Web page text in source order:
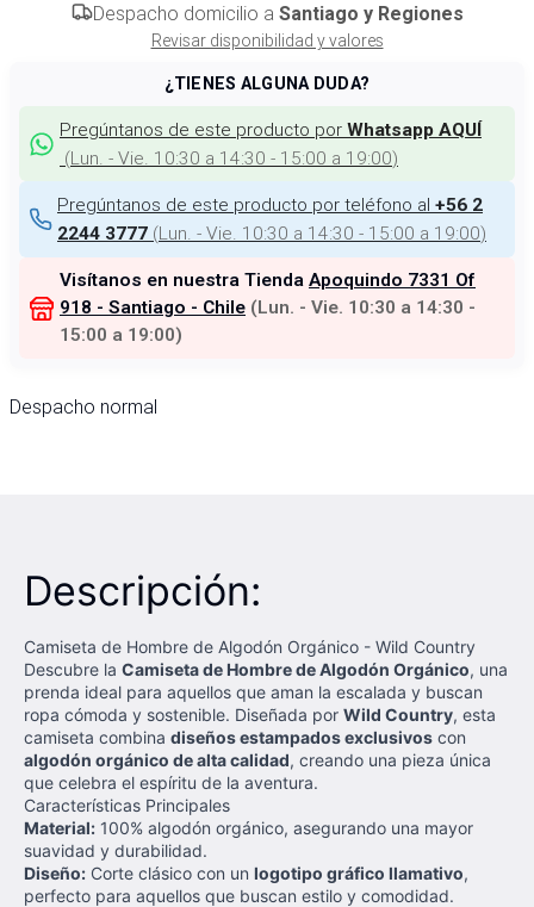
Despacho domicilio a Santiago y Regiones
Revisar disponibilidad y valores
¿TIENES ALGUNA DUDA?
Pregúntanos de este producto por Whatsapp AQUÍ
(Lun. - Vie. 10:30 a 14:30 - 15:00 a 19:00)
Pregúntanos de este producto por teléfono al +56 2
2244 3777 (Lun. - Vie. 10:30 a 14:30 - 15:00 a 19:00)
Visítanos en nuestra Tienda Apoquindo 7331 Of
918 - Santiago - Chile (Lun. - Vie. 10:30 a 14:30 -
15:00 a 19:00)
Despacho normal
Descripción:
Camiseta de Hombre de Algodón Orgánico - Wild Country
Descubre la Camiseta de Hombre de Algodón Orgánico, una
prenda ideal para aquellos que aman la escalada y buscan
ropa cómoda y sostenible. Diseñada por Wild Country, esta
camiseta combina diseños estampados exclusivos con
algodón orgánico de alta calidad, creando una pieza única
que celebra el espíritu de la aventura.
Características Principales
Material: 100% algodón orgánico, asegurando una mayor
suavidad y durabilidad.
Diseño: Corte clásico con un logotipo gráfico llamativo,
perfecto para aquellos que buscan estilo y comodidad.